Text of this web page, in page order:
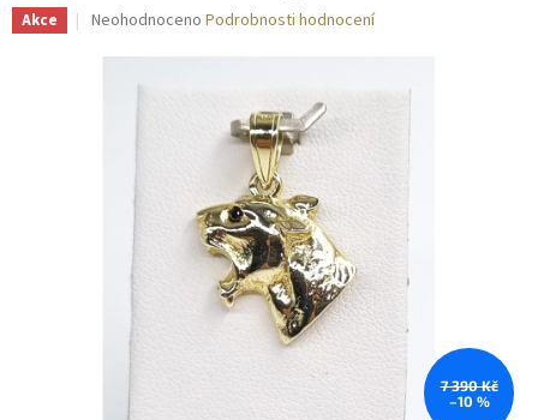
Akce
Průměrné
produktu
Neohodnoceno Podrobnosti hodnocení
7 390 Kč
–10 %